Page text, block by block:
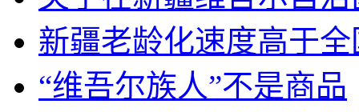
新疆老龄化速度高于
“维吾尔族人”不是商品